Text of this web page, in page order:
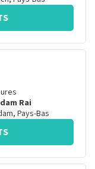
Rai
, Pays-Bas